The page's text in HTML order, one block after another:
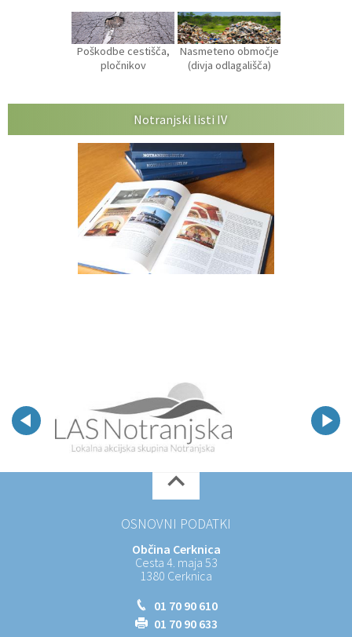
Poškodbe cestišča,
pločnikov
Nasmeteno območje
(divja odlagališča)
Notranjski listi IV
OSNOVNI PODATKI
Občina Cerknica
Cesta 4. maja 53
1380 Cerknica
01 70 90 610
01 70 90 633